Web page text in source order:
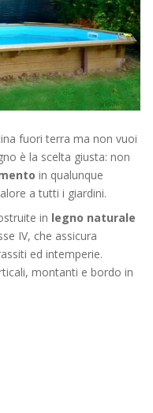
fuori terra ma non vuoi
è la scelta giusta: non
in qualunque
a tutti i giardini.
in legno naturale
IV, che assicura
ed intemperie.
montanti e bordo in